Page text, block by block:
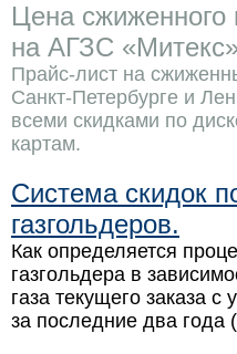
Цена сжиженного
на АГЗС
Прайс-лист на
Санкт-Петербурге и
всеми скидками по
картам.
Система скидок
газгольдеров.
Как определяется
газгольдера в
газа текущего заказа с
за последние два года